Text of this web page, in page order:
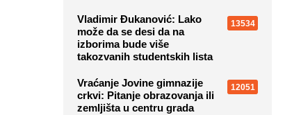
Vladimir Đukanović: Lako
može da se desi da na
izborima bude više
takozvanih studentskih lista
13534
Vraćanje Jovine gimnazije
crkvi: Pitanje obrazovanja ili
zemljišta u centru grada
12051